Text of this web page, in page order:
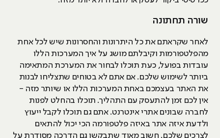
שורה תחתונה
לאחר שקראתם את כל היתרונות והחסרונות שיש לכל אחת
מהפלטפורמות וקיבלתם מושג על איך המערכות הללו
עובדות בפועל, כעת תוכלו לבחור את המערכת המתאימה
ביותר לשימוש שלכם. אם אתם לא בטוחים שתצליחו לבנות
את האתר בעצמכם באחת המערכות הללו או שיותר מזה -
אין לכם זמן להתעסק עם התהליך. תוכלו בהחלט לפנות
לחברה שבונים אתרי אינטרנט. אתם גם תוכלו לקבל ייעוץ
ולדעת איזה אתר באיזה פלטפורמה הכי יכול להתאים
לצרכים שלכם. חשוב מאוד שתבקשו גם הדרכה מסודרת על